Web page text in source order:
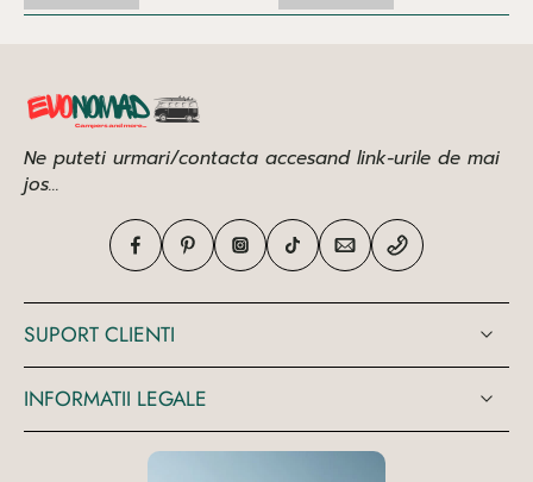
Ne puteti urmari/contacta accesand link-urile de mai
jos...
SUPORT CLIENTI
INFORMATII LEGALE